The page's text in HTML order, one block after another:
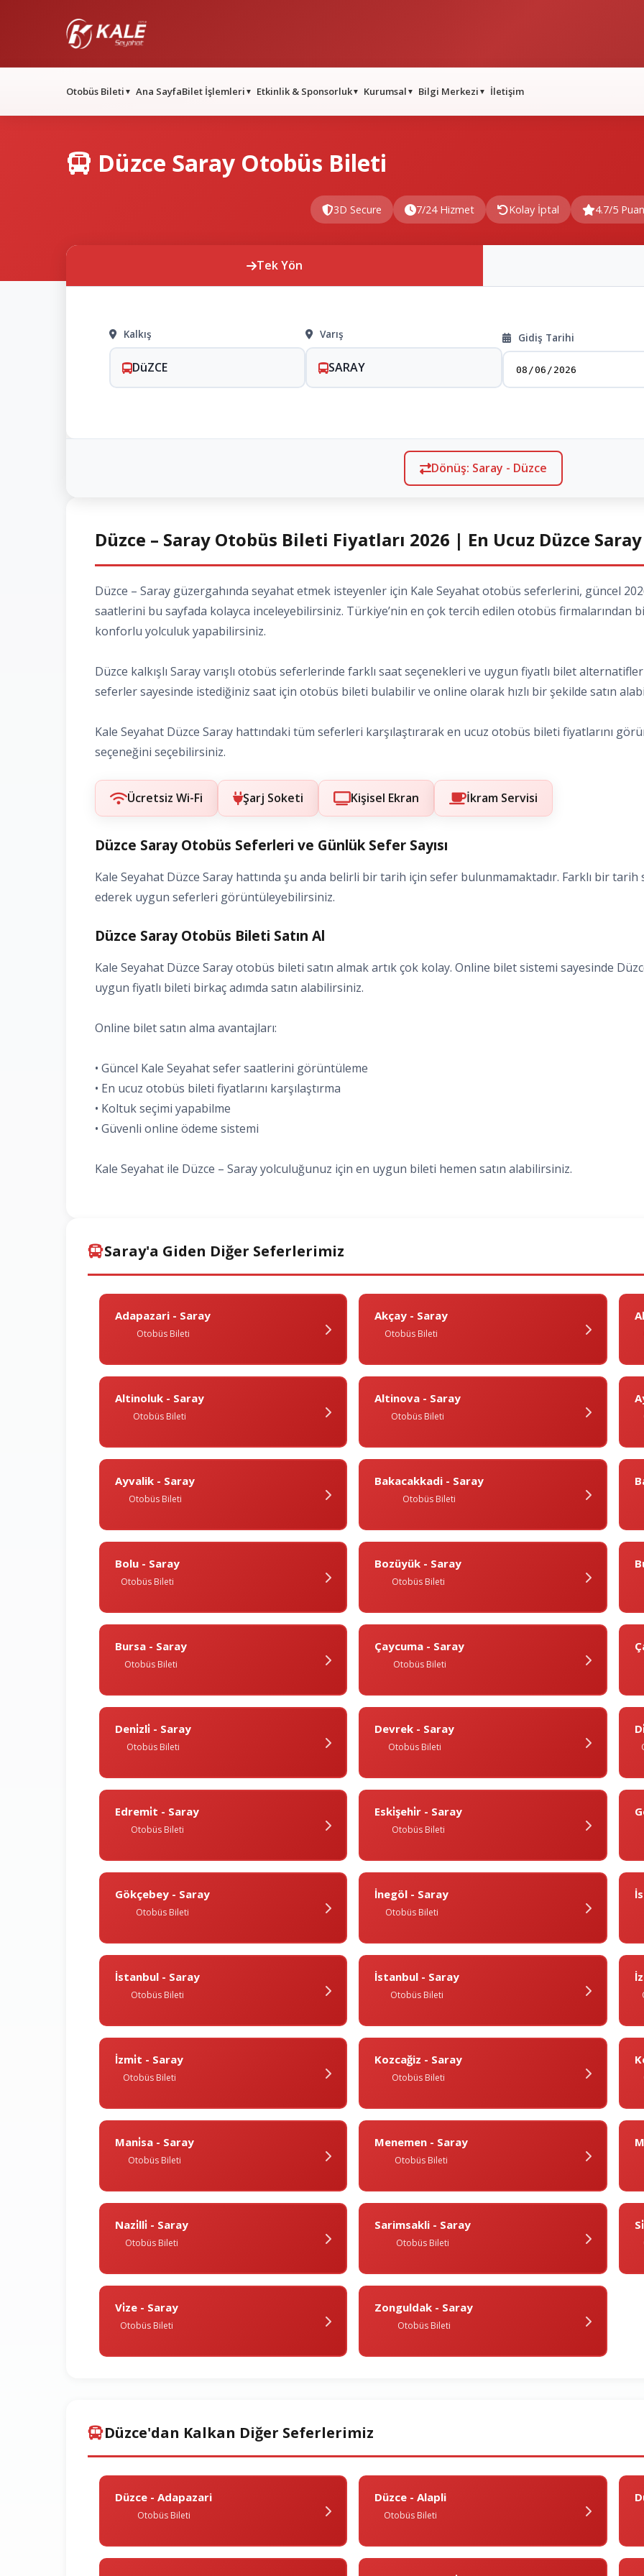
Otobüs Bileti ▼ Ana SayfaBilet İşlemleri ▼ Etkinlik & Sponsorluk▼ Kurumsal ▼ Bilgi Merkezi ▼ İletişim
Düzce Saray Otobüs Bileti
3D Secure 7/24 Hizmet Kolay İptal 4.7/5 Puan
Tek Yön
Kalkış
DüZCE
Varış
SARAY
Gidiş Tarihi
Dönüş: Saray - Düzce
Düzce – Saray Otobüs Bileti Fiyatları 2026 | En Ucuz Düzce
Düzce – Saray güzergahında seyahat etmek isteyenler için Kale Seyahat otobüs seferlerini, güncel
saatlerini bu sayfada kolayca inceleyebilirsiniz. Türkiye’nin en çok tercih edilen otobüs firmalarından
konforlu yolculuk yapabilirsiniz.
Düzce kalkışlı Saray varışlı otobüs seferlerinde farklı saat seçenekleri ve uygun fiyatlı bilet
seferler sayesinde istediğiniz saat için otobüs bileti bulabilir ve online olarak hızlı bir şekilde satın
Kale Seyahat Düzce Saray hattındaki tüm seferleri karşılaştırarak en ucuz otobüs bileti fiyatlarını
seçeneğini seçebilirsiniz.
Ücretsiz Wi-Fi Şarj Soketi Kişisel Ekran İkram Servisi
Düzce Saray Otobüs Seferleri ve Günlük Sefer Sayısı
Kale Seyahat Düzce Saray hattında şu anda belirli bir tarih için sefer bulunmamaktadır. Farklı bir
ederek uygun seferleri görüntüleyebilirsiniz.
Düzce Saray Otobüs Bileti Satın Al
Kale Seyahat Düzce Saray otobüs bileti satın almak artık çok kolay. Online bilet sistemi sayesinde
uygun fiyatlı bileti birkaç adımda satın alabilirsiniz.
Online bilet satın alma avantajları:
• Güncel Kale Seyahat sefer saatlerini görüntüleme
• En ucuz otobüs bileti fiyatlarını karşılaştırma
• Koltuk seçimi yapabilme
• Güvenli online ödeme sistemi
Kale Seyahat ile Düzce – Saray yolculuğunuz için en uygun bileti hemen satın alabilirsiniz.
Saray'a Giden Diğer Seferlerimiz
Adapazari - Saray
Otobüs Bileti
Akçay - Saray
Otobüs Bileti
Altinoluk - Saray
Otobüs Bileti
Altinova - Saray
Otobüs Bileti
Ayvalik - Saray
Otobüs Bileti
Bakacakkadi - Saray
Otobüs Bileti
Bolu - Saray
Otobüs Bileti
Bozüyük - Saray
Otobüs Bileti
Bursa - Saray
Otobüs Bileti
Çaycuma - Saray
Otobüs Bileti
Deni̇zli̇ - Saray
Otobüs Bileti
Devrek - Saray
Otobüs Bileti
Edremi̇t - Saray
Otobüs Bileti
Eski̇şehi̇r - Saray
Otobüs Bileti
Gökçebey - Saray
Otobüs Bileti
İnegöl - Saray
Otobüs Bileti
İstanbul - Saray
Otobüs Bileti
İstanbul - Saray
Otobüs Bileti
İzmi̇t - Saray
Otobüs Bileti
Kozcağiz - Saray
Otobüs Bileti
Mani̇sa - Saray
Otobüs Bileti
Menemen - Saray
Otobüs Bileti
Nazi̇lli̇ - Saray
Otobüs Bileti
Sarimsakli - Saray
Otobüs Bileti
Vi̇ze - Saray
Otobüs Bileti
Zonguldak - Saray
Otobüs Bileti
Düzce'dan Kalkan Diğer Seferlerimiz
Düzce - Adapazari
Otobüs Bileti
Düzce - Alapli
Otobüs Bileti